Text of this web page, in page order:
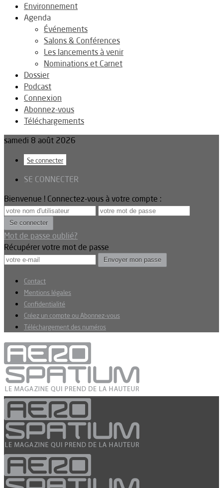
Environnement
Agenda
Événements
Salons & Conférences
Les lancements à venir
Nominations et Carnet
Dossier
Podcast
Connexion
Abonnez-vous
Téléchargements
samedi 8 août 2026
Se connecter
SE CONNECTER
Bienvenue ! Connectez-vous à votre compte :
Mot de passe oublié?
Récupérer votre mot de passe
Contact
Mentions légales
Confidentialité
Créez un compte ou Abonnez-vous
Téléchargement des numéros